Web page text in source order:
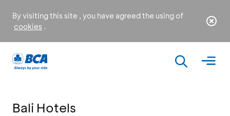
By visiting this site , you have agreed the using of
cookies .
Bali Hotels